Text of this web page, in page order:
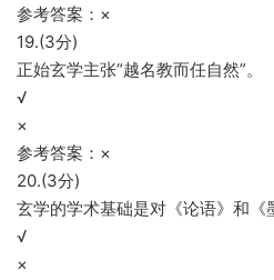
参考答案：×
19.(3分)
正始玄学主张“越名教而任自然”。
√
×
参考答案：×
20.(3分)
玄学的学术基础是对《论语》和《
√
×